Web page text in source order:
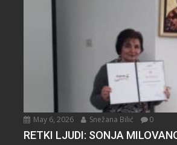
May 6, 2026 Snežana Bilić 0
RETKI LJUDI: SONJA